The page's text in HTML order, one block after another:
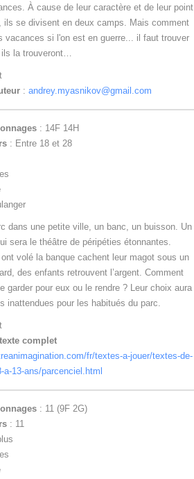
À cause de leur caractère et de leur point
ils se divisent en deux camps. Mais comment
vacances si l'on est en guerre... il faut trouver
la trouveront…
: andrey.myasnikov@gmail.com
: 14F 14H
: Entre 18 et 28
dans une petite ville, un banc, un buisson. Un
sera le théâtre de péripéties étonnantes.
volé la banque cachent leur magot sous un
des enfants retrouvent l’argent. Comment
garder pour eux ou le rendre ? Leur choix aura
inattendues pour les habitués du parc.
complet
fr/textes-a-jouer/textes-de-
a-13-ans/parcenciel.html
: 11 (9F 2G)
: 11